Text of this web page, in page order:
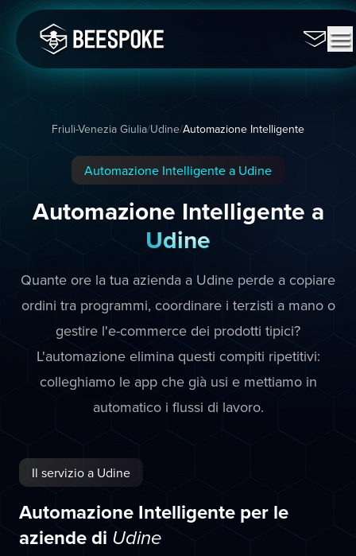
Friuli-Venezia Giulia/Udine/Automazione Intelligente
Automazione Intelligente a Udine
Automazione Intelligente a
Udine
Quante ore la tua azienda a Udine perde a copiare
ordini tra programmi, coordinare i terzisti a mano o
gestire l'e-commerce dei prodotti tipici?
L'automazione elimina questi compiti ripetitivi:
colleghiamo le app che già usi e mettiamo in
automatico i flussi di lavoro.
Il servizio a Udine
Automazione Intelligente per le
aziende di Udine